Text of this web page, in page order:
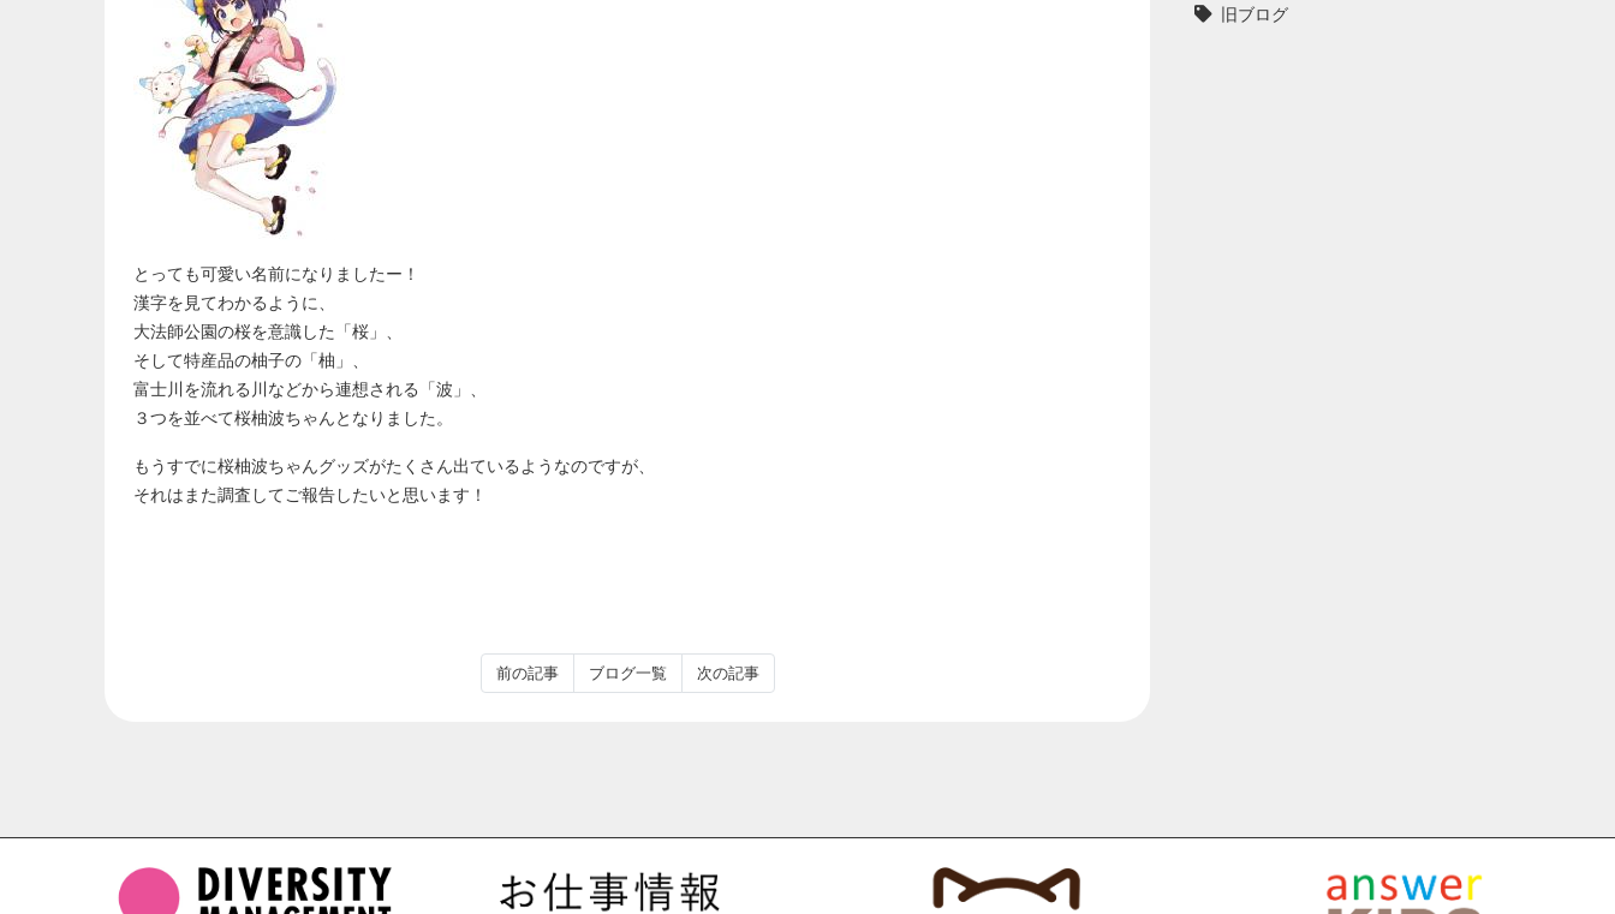
とっても可愛い名前になりましたー！
漢字を見てわかるように、
大法師公園の桜を意識した「桜」、
そして特産品の柚子の「柚」、
富士川を流れる川などから連想される「波」、
３つを並べて桜柚波ちゃんとなりました。
もうすでに桜柚波ちゃんグッズがたくさん出ているようなのですが、
それはまた調査してご報告したいと思います！
前の記事 ブログ一覧 次の記事
旧ブログ